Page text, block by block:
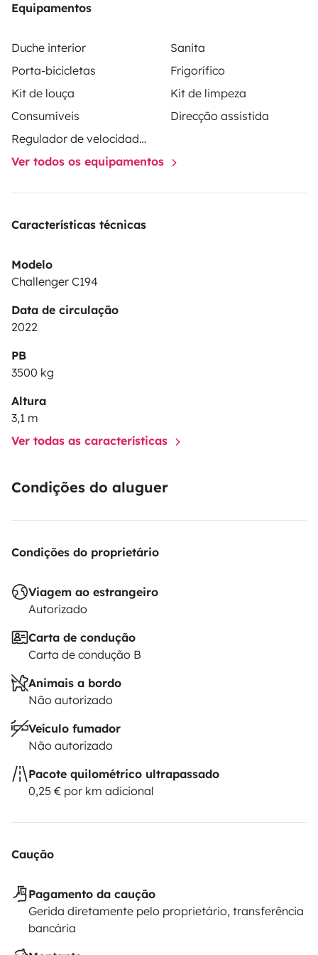
equipped with only a two-point seatbelt.
regarding the features, booking, or any other matters
concerning the rental, feel free to get in touch.
regards from Regensburg!
Equipamentos
Duche interior
Sanita
Porta-bicicletas
Frigorífico
Kit de louça
Kit de limpeza
Consumíveis
Direcção assistida
Regulador de velocidade / Cruise Control
Ver todos os equipamentos
Características técnicas
Modelo
Challenger C194
Data de circulação
2022
PB
3500 kg
Altura
3,1 m
Ver todas as características
Condições do aluguer
Condições do proprietário
Viagem ao estrangeiro
Autorizado
Carta de condução
Carta de condução B
Animais a bordo
Não autorizado
Veículo fumador
Não autorizado
Pacote quilométrico ultrapassado
0,25 € por km adicional
Caução
Pagamento da caução
Gerida diretamente pelo proprietário, transferência
bancária